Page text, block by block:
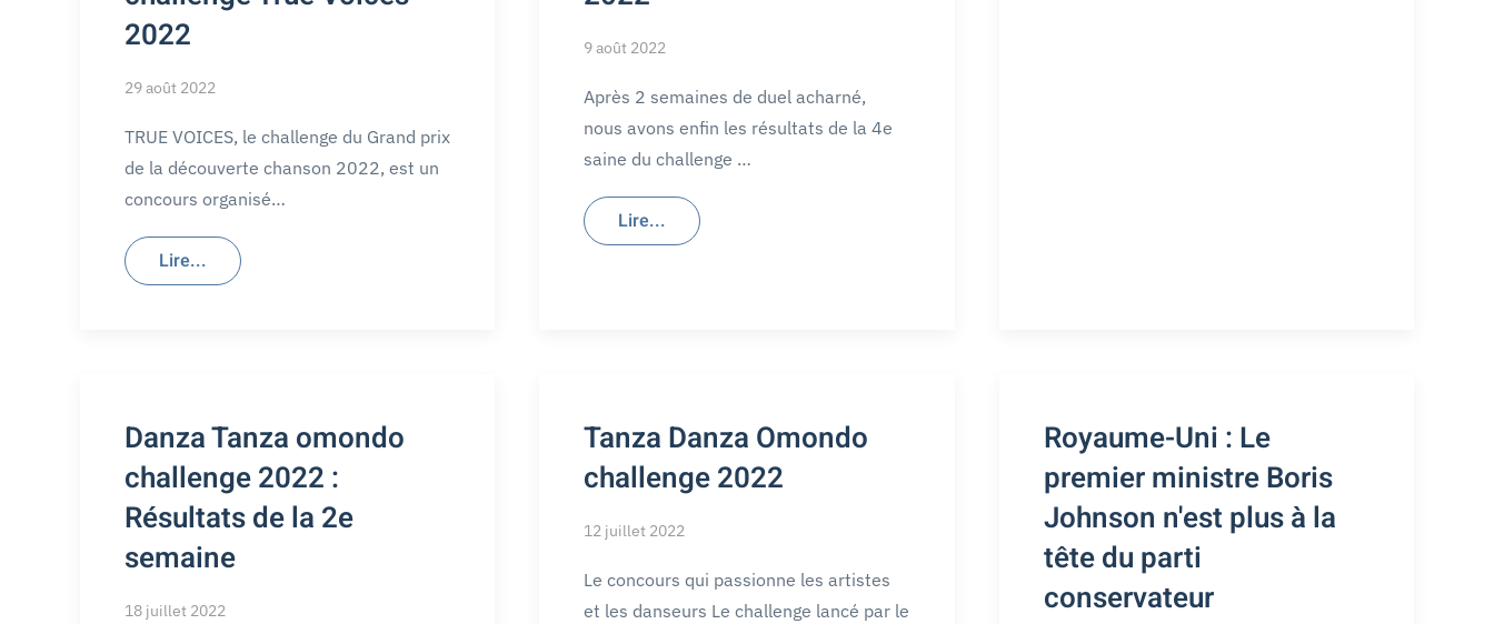
2022
29 août 2022
TRUE VOICES, le challenge du Grand prix
de la découverte chanson 2022, est un
concours organisé…
Lire...
9 août 2022
Après 2 semaines de duel acharné,
nous avons enfin les résultats de la 4e
saine du challenge …
Lire...
Danza Tanza omondo
challenge 2022 :
Résultats de la 2e
semaine
18 juillet 2022
Tanza Danza Omondo
challenge 2022
12 juillet 2022
Le concours qui passionne les artistes
et les danseurs Le challenge lancé par le
Royaume-Uni : Le
premier ministre Boris
Johnson n'est plus à la
tête du parti
conservateur